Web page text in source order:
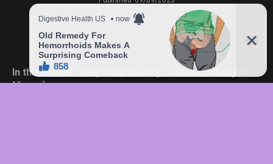
In this article: Leonardo,mẫu
Nhan,sắc